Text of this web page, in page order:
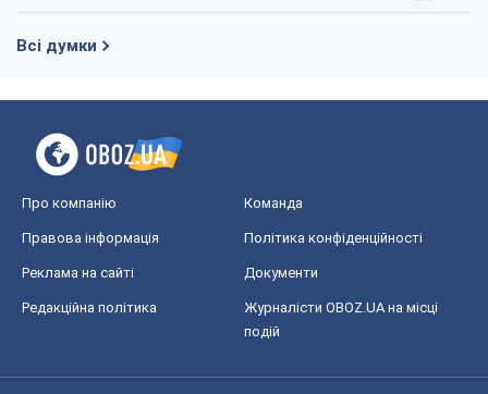
Всі думки
Про компанію Команда
Правова інформація Політика конфіденційності
Реклама на сайті Документи
Редакційна політика
Журналісти OBOZ.UA на місці
подій